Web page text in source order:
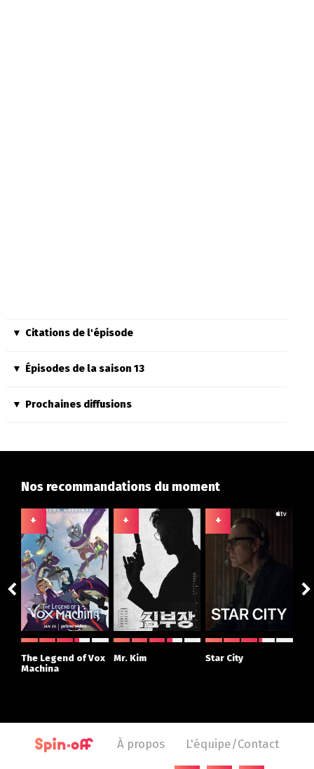
Citations de l'épisode
Épisodes de la saison 13
Prochaines diffusions
Nos recommandations du moment
+
The Legend of Vox
Machina
+
Mr. Kim
+
Star City
À propos L'équipe/Contact